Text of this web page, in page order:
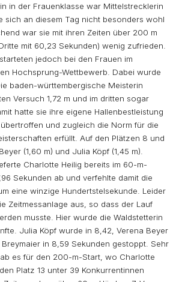
in der Frauenklasse war Mittelstrecklerin
sich an diesem Tag nicht besonders wohl
war sie mit ihren Zeiten über 200 m
mit 60,23 Sekunden) wenig zufrieden.
jedoch bei den Frauen im
Hochsprung-Wettbewerb. Dabei wurde
baden-württembergische Meisterin
Versuch 1,72 m und im dritten sogar
hatte sie ihre eigene Hallenbestleistung
und zugleich die Norm für die
erfüllt. Auf den Plätzen 8 und
(1,60 m) und Julia Köpf (1,45 m).
Charlotte Heilig bereits im 60-m-
Sekunden ab und verfehlte damit die
eine winzige Hundertstelsekunde. Leider
Zeitmessanlage aus, so dass der Lauf
musste. Hier wurde die Waldstetterin
Julia Köpf wurde in 8,42, Verena Beyer
in 8,59 Sekunden gestoppt. Sehr
es für den 200-m-Start, wo Charlotte
Platz 13 unter 39 Konkurrentinnen